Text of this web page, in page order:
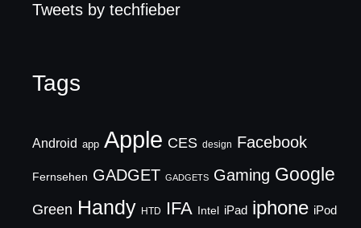
Tweets by techfieber
Tags
Android app Apple CES design Facebook
Fernsehen GADGET GADGETS Gaming Google
Green Handy HTD IFA Intel iPad iphone iPod